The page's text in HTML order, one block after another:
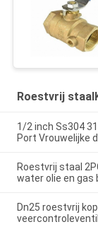
Roestvrij
1/2 inch Ss304
Port Vrouwelijke
Roestvrij staal
water olie en gas
Dn25 roestvrij